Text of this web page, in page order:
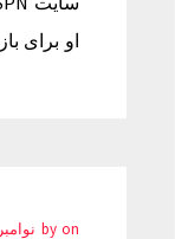
او برای
by on نوامبر 24,